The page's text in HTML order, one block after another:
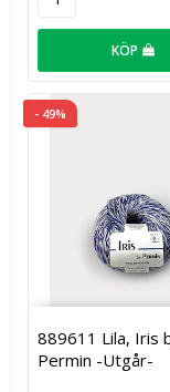
KÖP
- 49%
889611 Lila, Iris
Permin -Utgår-